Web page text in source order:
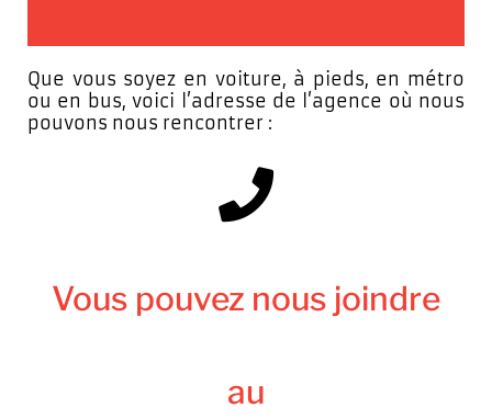
Que vous soyez en voiture, à pieds, en métro
ou en bus, voici l’adresse de l’agence où nous
pouvons nous rencontrer :
Vous pouvez nous joindre
au